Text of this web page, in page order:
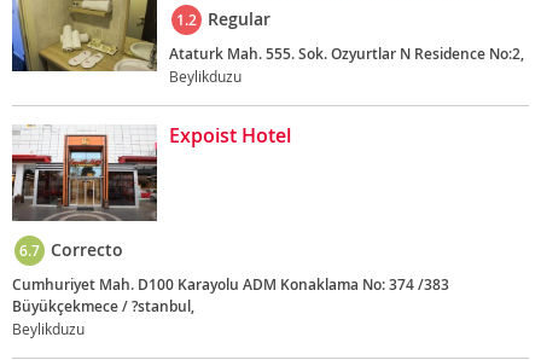
1.2 Regular
Ataturk Mah. 555. Sok. Ozyurtlar N Residence No:2,
Beylikduzu
Expoist Hotel
6.7 Correcto
Cumhuriyet Mah. D100 Karayolu ADM Konaklama No: 374 /383
Büyükçekmece / ?stanbul,
Beylikduzu